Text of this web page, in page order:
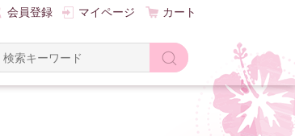
会員登録 マイページ カート